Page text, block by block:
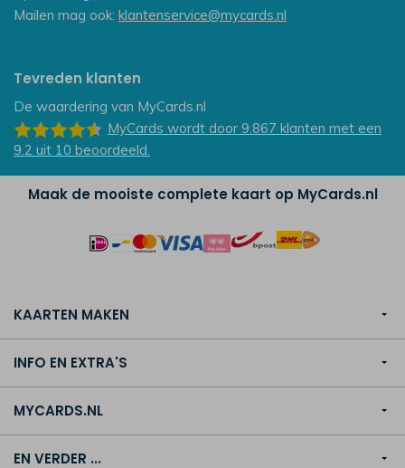
Mailen mag ook: klantenservice@mycards.nl
Tevreden klanten
De waardering van MyCards.nl
MyCards wordt door 9.867 klanten met een
9.2 uit 10 beoordeeld.
Maak de mooiste complete kaart op MyCards.nl
KAARTEN MAKEN
INFO EN EXTRA'S
MYCARDS.NL
EN VERDER ...